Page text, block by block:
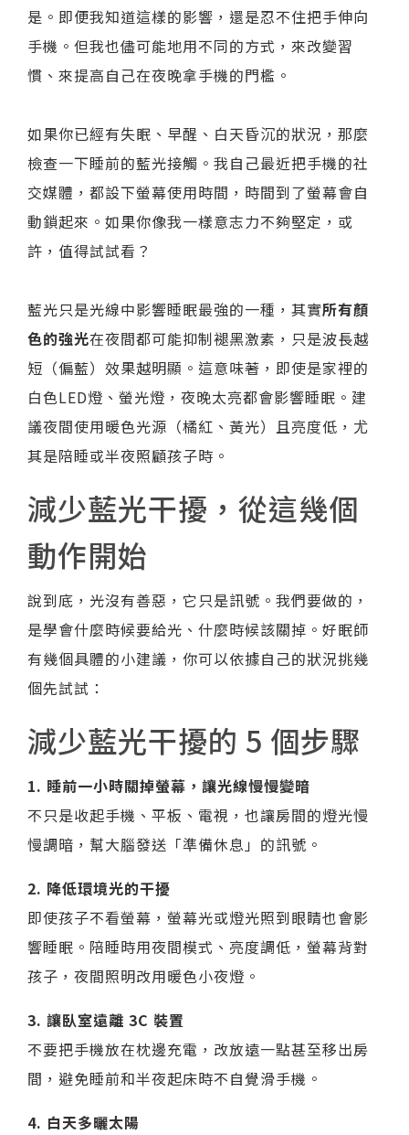
是。即便我知道這樣的影響，還是忍不住把手伸向
手機。但我也儘可能地用不同的方式，來改變習
慣、來提高自己在夜晚拿手機的門檻。
如果你已經有失眠、早醒、白天昏沉的狀況，那麼
檢查一下睡前的藍光接觸。我自己最近把手機的社
交媒體，都設下螢幕使用時間，時間到了螢幕會自
動鎖起來。如果你像我一樣意志力不夠堅定，或
許，值得試試看？
藍光只是光線中影響睡眠最強的一種，其實所有顏
色的強光在夜間都可能抑制褪黑激素，只是波長越
短（偏藍）效果越明顯。這意味著，即使是家裡的
白色LED燈、螢光燈，夜晚太亮都會影響睡眠。建
議夜間使用暖色光源（橘紅、黃光）且亮度低，尤
其是陪睡或半夜照顧孩子時。
減少藍光干擾，從這幾個
動作開始
說到底，光沒有善惡，它只是訊號。我們要做的，
是學會什麼時候要給光、什麼時候該關掉。好眠師
有幾個具體的小建議，你可以依據自己的狀況挑幾
個先試試：
減少藍光干擾的 5 個步驟
1. 睡前一小時關掉螢幕，讓光線慢慢變暗
不只是收起手機、平板、電視，也讓房間的燈光慢
慢調暗，幫大腦發送「準備休息」的訊號。
2. 降低環境光的干擾
即使孩子不看螢幕，螢幕光或燈光照到眼睛也會影
響睡眠。陪睡時用夜間模式、亮度調低，螢幕背對
孩子，夜間照明改用暖色小夜燈。
3. 讓臥室遠離 3C 裝置
不要把手機放在枕邊充電，改放遠一點甚至移出房
間，避免睡前和半夜起床時不自覺滑手機。
4. 白天多曬太陽